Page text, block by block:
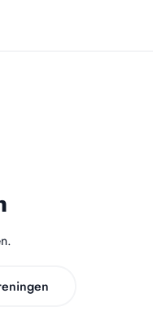
ordnade spontan